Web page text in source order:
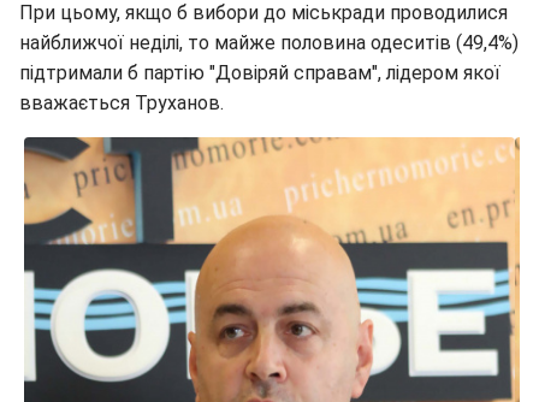
При цьому, якщо б вибори до міськради проводилися
найближчої неділі, то майже половина одеситів (49,4%)
підтримали б партію "Довіряй справам", лідером якої
вважається Труханов.